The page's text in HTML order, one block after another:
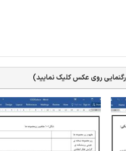
روی عکس کلیک نمایید)